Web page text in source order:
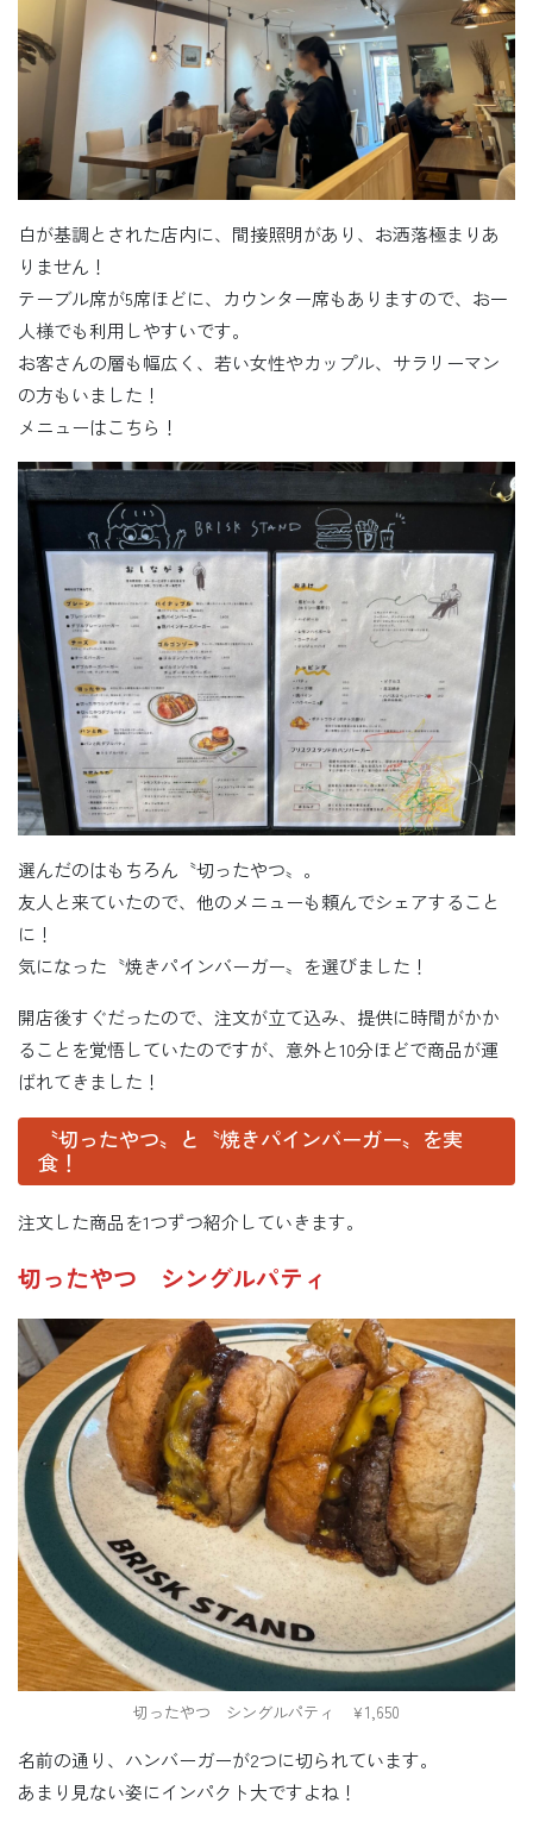
白が基調とされた店内に、間接照明があり、お洒落極まりあ
りません！
テーブル席が5席ほどに、カウンター席もありますので、お一
人様でも利用しやすいです。
お客さんの層も幅広く、若い女性やカップル、サラリーマン
の方もいました！
メニューはこちら！
選んだのはもちろん〝切ったやつ〟。
友人と来ていたので、他のメニューも頼んでシェアすること
に！
気になった〝焼きパインバーガー〟を選びました！
開店後すぐだったので、注文が立て込み、提供に時間がかか
ることを覚悟していたのですが、意外と10分ほどで商品が運
ばれてきました！
〝切ったやつ〟と〝焼きパインバーガー〟を実
食！
注文した商品を1つずつ紹介していきます。
切ったやつ シングルパティ
切ったやつ シングルパティ ￥1,650
名前の通り、ハンバーガーが2つに切られています。
あまり見ない姿にインパクト大ですよね！